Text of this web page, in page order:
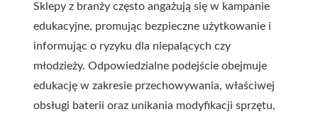
Sklepy z branży często angażują się w kampanie
edukacyjne, promując bezpieczne użytkowanie i
informując o ryzyku dla niepalących czy
młodzieży. Odpowiedzialne podejście obejmuje
edukację w zakresie przechowywania, właściwej
obsługi baterii oraz unikania modyfikacji sprzętu,